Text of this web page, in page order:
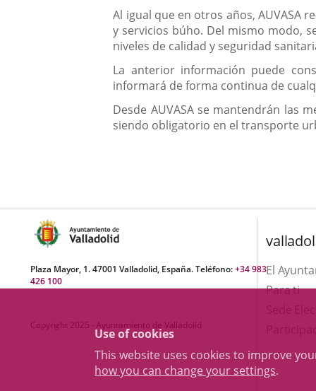
Use of cookies
This website uses cookies to improve
how you can change your settings.
Al igual que en otros años, AUVASA
y servicios búho. Del mismo modo,
niveles de calidad y seguridad
La anterior información puede
informará de forma continua de
Desde AUVASA se mantendrán las
siendo obligatorio en el transporte
Plaza Mayor, 1. 47001 Valladolid, España. Teléfono:+34 983
426 100
Copyright 2025 - Ayuntamiento de Valladolid
El
Para ti